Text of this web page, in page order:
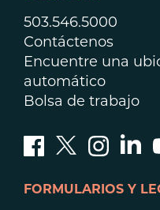
503.546.5000
Contáctenos
Encuentre una
automático
Bolsa de trabajo
FORMULARIOS Y